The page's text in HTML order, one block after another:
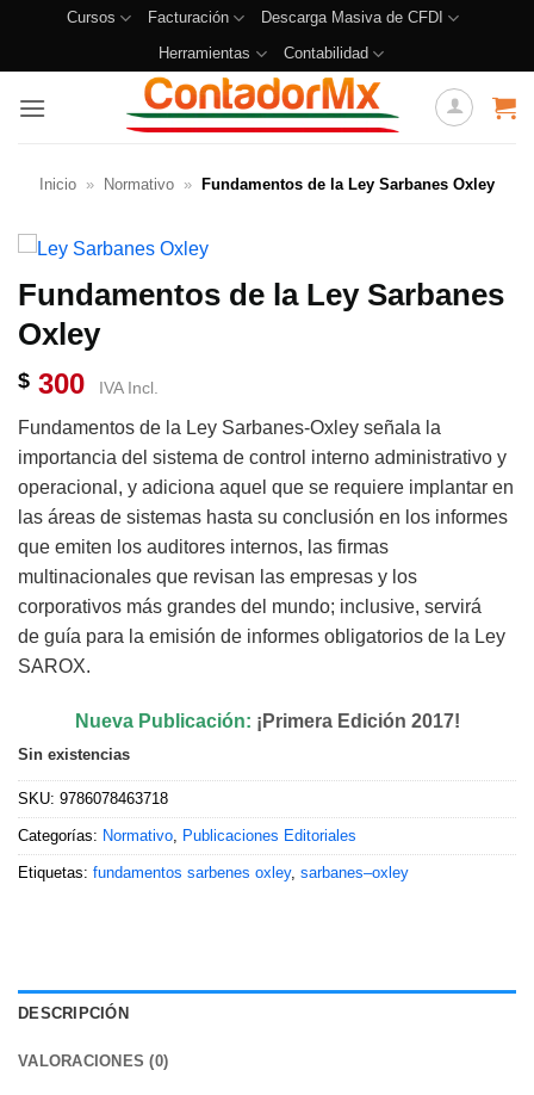
Cursos Facturación
Descarga Masiva de CFDI
Herramientas
Contabilidad
Inicio » Normativo » Fundamentos de la Ley Sarbanes Oxley
Fundamentos de la Ley Sarbanes
Oxley
$ 300 IVA Incl.
Fundamentos de la Ley Sarbanes-Oxley señala la
importancia del sistema de control interno administrativo y
operacional, y adiciona aquel que se requiere implantar en
las áreas de sistemas hasta su conclusión en los informes
que emiten los auditores internos, las firmas
multinacionales que revisan las empresas y los
corporativos más grandes del mundo; inclusive, servirá
de guía para la emisión de informes obligatorios de la Ley
SAROX.
Nueva Publicación: ¡Primera Edición 2017!
Sin existencias
SKU: 9786078463718
Categorías: Normativo Publicaciones Editoriales
Etiquetas: fundamentos sarbenes oxley, sarbanes–oxley
DESCRIPCIÓN
VALORACIONES (0)